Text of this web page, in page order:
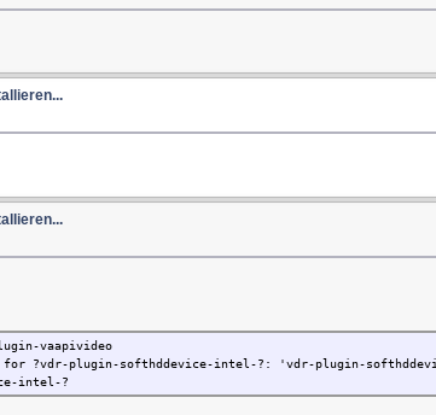
vaapivideo
for ?vdr-plugin-softhddevice-intel-?: 'vdr-plugin-
intel-?